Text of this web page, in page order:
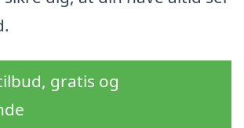
gratis og